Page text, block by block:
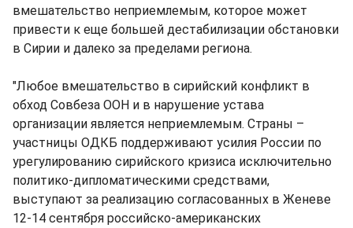
вмешательство неприемлемым, которое может
привести к еще большей дестабилизации обстановки
в Сирии и далеко за пределами региона.
"Любое вмешательство в сирийский конфликт в
обход Совбеза ООН и в нарушение устава
организации является неприемлемым. Страны –
участницы ОДКБ поддерживают усилия России по
урегулированию сирийского кризиса исключительно
политико-дипломатическими средствами,
выступают за реализацию согласованных в Женеве
12-14 сентября российско-американских